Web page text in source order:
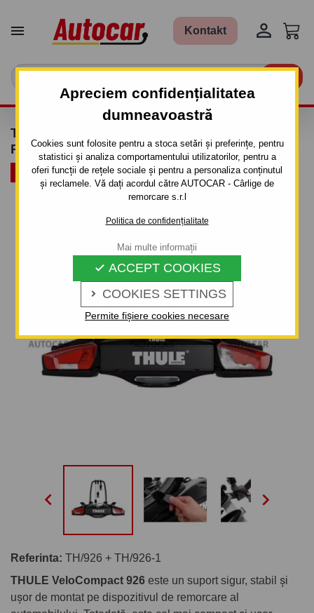
Apreciem confidențialitatea
dumneavoastră
Cookies sunt folosite pentru a stoca setări și preferințe, pentru
statistici și analiza comportamentului utilizatorilor, pentru a
oferi funcții de rețele sociale și pentru a personaliza conținutul
și reclamele. Vă dați acordul către AUTOCAR - Cârlige de
remorcare s.r.l
Politica de confidențialitate
 COOKIES SETTINGS
 ACCEPT COOKIES
Permite fișiere cookies necesare
Mai multe informații
 Kontakt 
THULE VELOCOMPACT 926 + ADAPTOR
PENTRU A 4A BICICLETĂ
PACHET
 
Referinta: TH/926 + TH/926-1
THULE VeloCompact 926 este un suport sigur, stabil și
ușor de montat pe dispozitivul de remorcare al